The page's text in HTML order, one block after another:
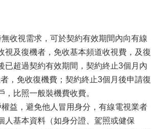
無收視需求，可於契約有效期間內向有線
視及復機者，免收基本頻道收視費，及復
已超過契約有效期間，契約終止3個月內
，免收復機費；契約終止3個月後申請復
，比照一般裝機費收費。
權益，避免他人冒用身分，有線電視業者
人基本資料（如身分證、駕照或健保